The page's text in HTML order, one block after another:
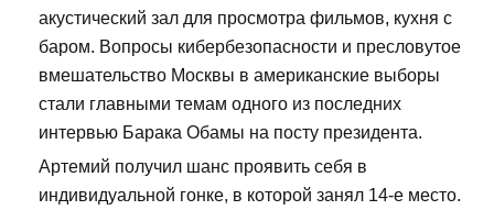
акустический зал для просмотра фильмов, кухня с
баром. Вопросы кибербезопасности и пресловутое
вмешательство Москвы в американские выборы
стали главными темам одного из последних
интервью Барака Обамы на посту президента.
Артемий получил шанс проявить себя в
индивидуальной гонке, в которой занял 14-е место.